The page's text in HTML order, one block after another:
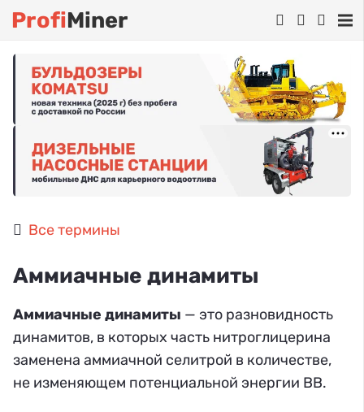
ProfiMiner
Все термины
Аммиачные динамиты
Аммиачные динамиты — это разновидность
динамитов, в которых часть нитроглицерина
заменена аммиачной селитрой в количестве,
не изменяющем потенциальной энергии ВВ.